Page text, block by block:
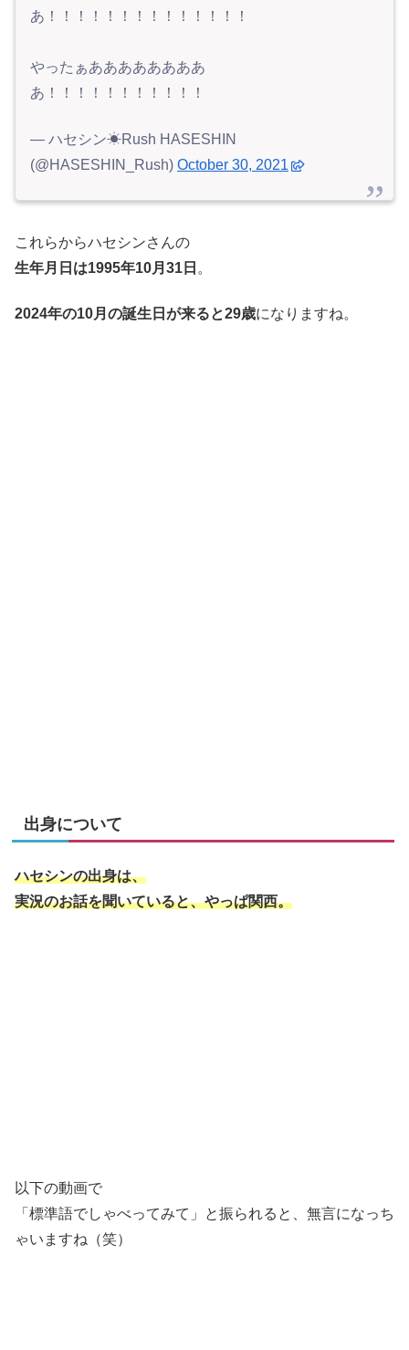
あ！！！！！！！！！！！！！！
やったぁああああああああ
あ！！！！！！！！！！！
— ハセシン☀Rush HASESHIN
(@HASESHIN_Rush) October 30, 2021
これらからハセシンさんの
生年月日は1995年10月31日 。
2024年の10月の誕生日が来ると29歳になりますね。
出身について
ハセシンの出身は、
実況のお話を聞いていると、やっぱ関西。
以下の動画で
「標準語でしゃべってみて」と振られると、無言になっち
ゃいますね（笑）